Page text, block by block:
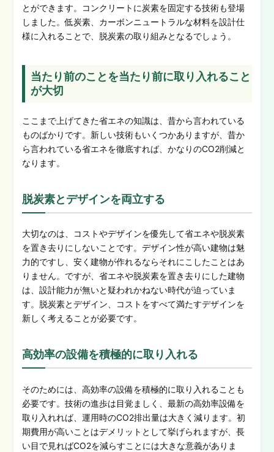
とができます。コンクリートに炭素を固定する技術も登場
しました。低炭素、カーボンニュートラルな材料を設計仕
様に入れることで、脱炭素の取り組みとなるでしょう。
当たり前のことを当たり前に取り入れること
が大切
ここまで上げてきた省エネの知識は、昔から言われている
ものばかりです。新しい技術もいくつかありますが、昔か
ら言われている省エネを徹底すれば、かなりのCO2削減と
なります。
脱炭素とデザインを両立する
大切なのは、コストやデザインを優先して省エネや脱炭素
を置き去りにしないことです。デザイン性が高い建物は魅
力的ですし、安く建物が作れるならそれにこしたことはあ
りません。ですが、省エネや脱炭素を置き去りにした建物
は、設計能力が無いと疑われかねない時代が迫っていま
す。脱炭素とデザイン、コストをすべて満たすデザインを
新しく考えることが必要です。
高効率の設備を積極的に取り入れる
そのためには、高効率の設備を積極的に取り入れることも
必要です。技術の進歩は目覚ましく、最新の高効率設備を
取り入れれば、運用時のCO2排出量は大きく減ります。初
期費用が高いことはデメリットとして挙げられますが、長
い目で見ればCO2を減らすことには大きな意義がありま